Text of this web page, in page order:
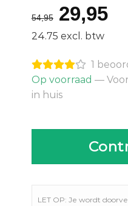
54,95
prijs
was:
29,95
24.75 excl. btw
1
Op voorraad —
in huis
LET OP: Je wordt